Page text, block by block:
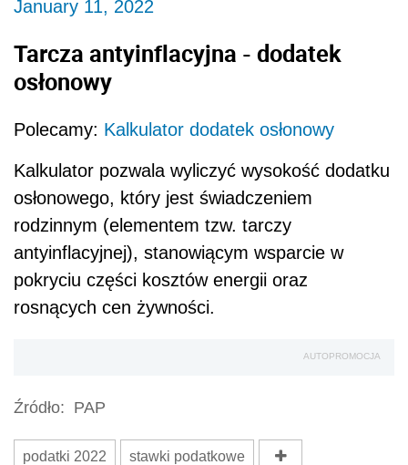
January 11, 2022
Tarcza antyinflacyjna - dodatek
osłonowy
Polecamy: Kalkulator dodatek osłonowy
Kalkulator pozwala wyliczyć wysokość dodatku
osłonowego, który jest świadczeniem
rodzinnym (elementem tzw. tarczy
antyinflacyjnej), stanowiącym wsparcie w
pokryciu części kosztów energii oraz
rosnących cen żywności.
AUTOPROMOCJA
Źródło: PAP
podatki 2022 stawki podatkowe